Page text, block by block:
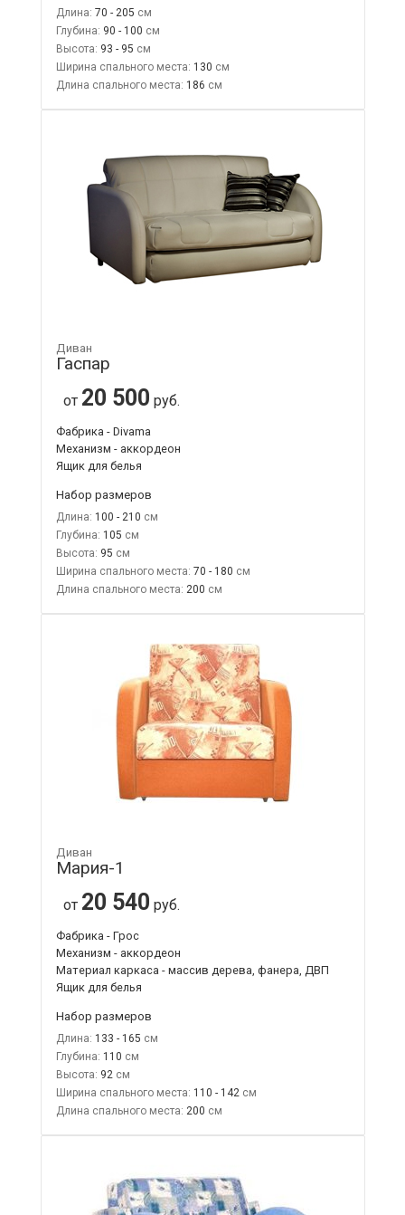
Длина: 70 - 205
Глубина: 90 - 100
Высота: 93 - 95
Ширина спального места: 130
Длина спального места: 186
Диван
Гаспар
от 20 500 руб.
Фабрика - Divama
Механизм - аккордеон
Ящик для белья
Набор размеров
Длина: 100 - 210
Глубина: 105
Высота: 95
Ширина спального места: 70 - 180
Длина спального места: 200
Диван
Мария-1
от 20 540 руб.
Фабрика - Грос
Механизм - аккордеон
Материал каркаса - массив дерева, фанера, ДВП
Ящик для белья
Набор размеров
Длина: 133 - 165
Глубина: 110
Высота: 92
Ширина спального места: 110 - 142
Длина спального места: 200